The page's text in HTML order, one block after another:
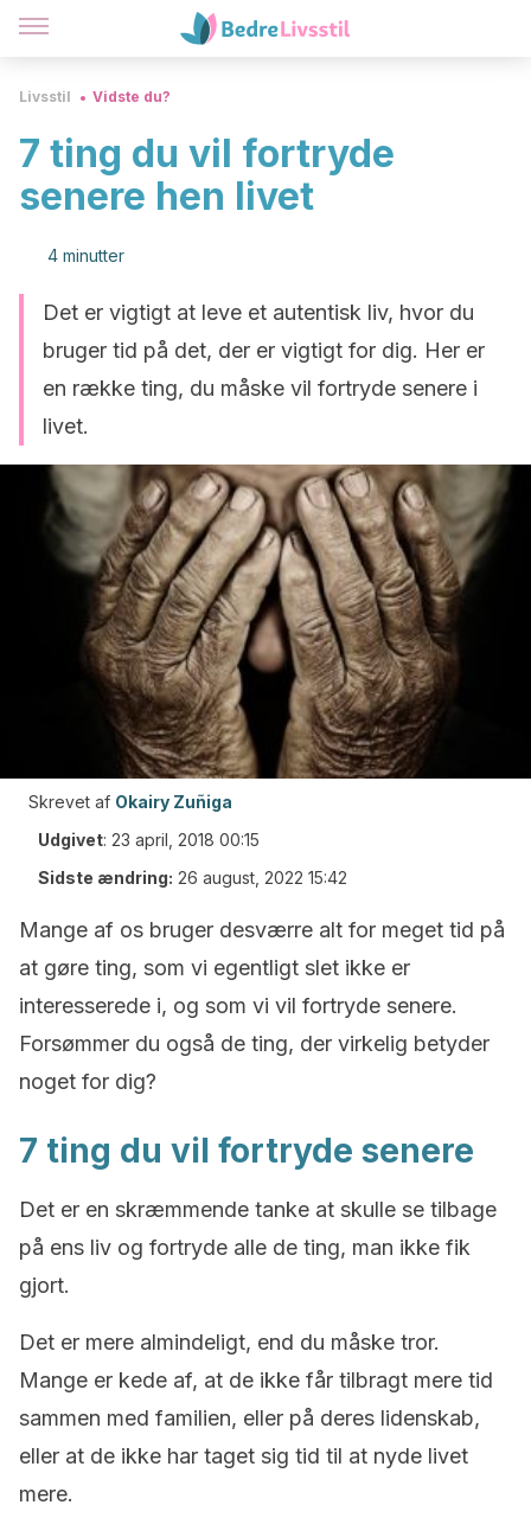
Livsstil Vidste du?
7 ting du vil fortryde
senere hen livet
4 minutter
Det er vigtigt at leve et autentisk liv, hvor du
bruger tid på det, der er vigtigt for dig. Her er
en række ting, du måske vil fortryde senere i
livet.
Skrevet af Okairy Zuñiga
Udgivet: 23 april, 2018 00:15
Sidste ændring: 26 august, 2022 15:42
Mange af os bruger desværre alt for meget tid på
at gøre ting, som vi egentligt slet ikke er
interesserede i, og som vi vil fortryde senere.
Forsømmer du også de ting, der virkelig betyder
noget for dig?
7 ting du vil fortryde senere
Det er en skræmmende tanke at skulle se tilbage
på ens liv og fortryde alle de ting, man ikke fik
gjort.
Det er mere almindeligt, end du måske tror.
Mange er kede af, at de ikke får tilbragt mere tid
sammen med familien, eller på deres lidenskab,
eller at de ikke har taget sig tid til at nyde livet
mere.